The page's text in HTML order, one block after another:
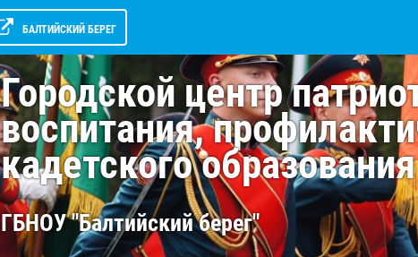
БАЛТИЙСКИЙ БЕРЕГ
Городской центр
воспитания,
кадетского образования
ГБНОУ "Балтийский берег"